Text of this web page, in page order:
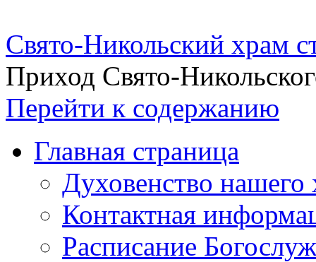
Свято-Никольский храм
Приход Свято-
Перейти к содержанию
Главная страница
Духовенство нашего
Контактная
Расписание